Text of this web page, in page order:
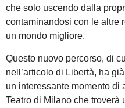
che solo uscendo dalla
contaminandosi con le altre
un mondo migliore.
Questo nuovo percorso, di
nell’articolo di Libertà, ha
un interessante momento di
Teatro di Milano che troverà